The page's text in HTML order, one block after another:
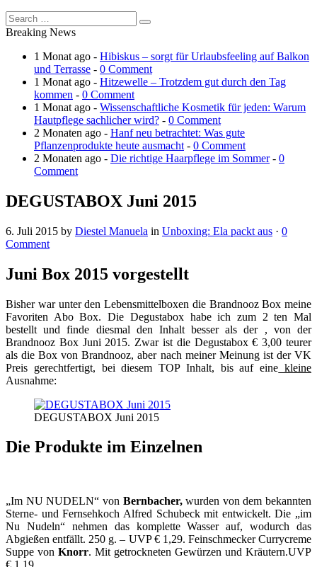
Breaking News
1 Monat ago - Hibiskus – sorgt für Urlaubsfeeling auf Balkon
und Terrasse - 0 Comment
1 Monat ago - Hitzewelle – Trotzdem gut durch den Tag
kommen - 0 Comment
1 Monat ago - Wissenschaftliche Kosmetik für jeden: Warum
Hautpflege sachlicher wird? - 0 Comment
2 Monaten ago - Hanf neu betrachtet: Was gute
Pflanzenprodukte heute ausmacht - 0 Comment
2 Monaten ago - Die richtige Haarpflege im Sommer- 0
Comment
DEGUSTABOX Juni 2015
6. Juli 2015 by Diestel Manuela in Unboxing: Ela packt aus · 0
Comment
Juni Box 2015 vorgestellt
Bisher war unter den Lebensmittelboxen die Brandnooz Box meine
Favoriten Abo Box. Die Degustabox habe ich zum 2 ten Mal
bestellt und finde diesmal den Inhalt besser als der , von der
Brandnooz Box Juni 2015. Zwar ist die Degustabox € 3,00 teurer
als die Box von Brandnooz, aber nach meiner Meinung ist der VK
Preis gerechtfertigt, bei diesem TOP Inhalt, bis auf eine kleine
Ausnahme:
DEGUSTABOX Juni 2015
Die Produkte im Einzelnen
„Im NU NUDELN“ von Bernbacher,wurden von dem bekannten
Sterne- und Fernsehkoch Alfred Schubeck mit entwickelt. Die „im
Nu Nudeln“ nehmen das komplette Wasser auf, wodurch das
Abgießen entfällt. 250 g. – UVP € 1,29. Feinschmecker Currycreme
Suppe von Knorr. Mit getrockneten Gewürzen und Kräutern.UVP